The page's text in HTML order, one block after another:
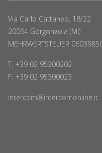
Via Carlo Cattaneo, 18/22
20064 Gorgonzola (MI)
MEHRWERTSTEUER
T. +39 02 95300202
F. +39 02 95300023
intercom@intercomonline.it